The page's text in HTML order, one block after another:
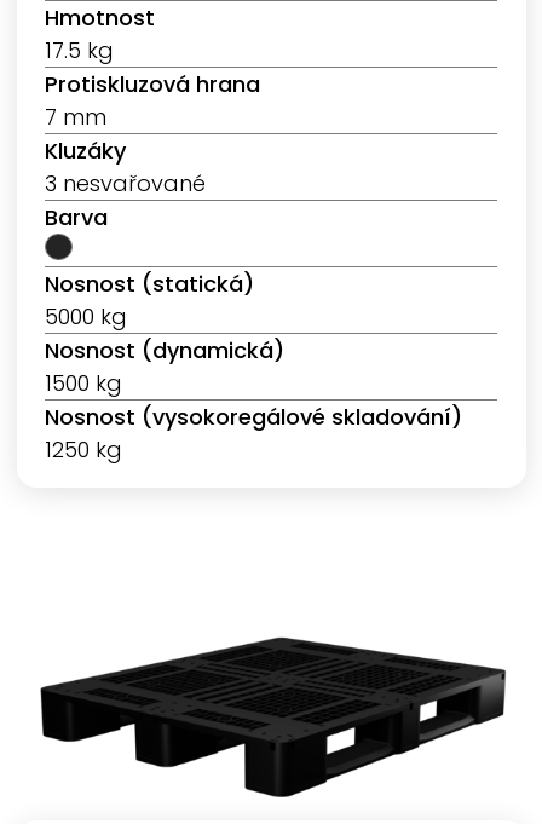
Hmotnost
17.5 kg
Protiskluzová hrana
7 mm
Kluzáky
3 nesvařované
Barva
Nosnost (statická)
5000 kg
Nosnost (dynamická)
1500 kg
Nosnost (vysokoregálové skladování)
1250 kg